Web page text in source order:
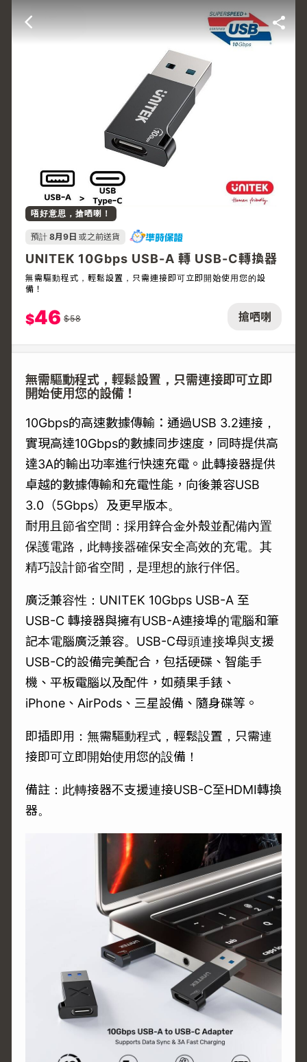
搶哂喇
唔好意思，搶哂喇！
預計 8月9日 或之前送貨
UNITEK 10Gbps USB-A 轉 USB-C轉換器
無需驅動程式，輕鬆設置，只需連接即可立即開始使用您的設
備！
$46 $58
無需驅動程式，輕鬆設置，只需連接即可立即
開始使用您的設備！
10Gbps的高速數據傳輸：通過USB 3.2連接，
實現高達10Gbps的數據同步速度，同時提供高
達3A的輸出功率進行快速充電。此轉接器提供
卓越的數據傳輸和充電性能，向後兼容USB
3.0（5Gbps）及更早版本。
耐用且節省空間：採用鋅合金外殼並配備內置
保護電路，此轉接器確保安全高效的充電。其
精巧設計節省空間，是理想的旅行伴侶。
廣泛兼容性：UNITEK 10Gbps USB-A 至
USB-C 轉接器與擁有USB-A連接埠的電腦和筆
記本電腦廣泛兼容。USB-C母頭連接埠與支援
USB-C的設備完美配合，包括硬碟、智能手
機、平板電腦以及配件，如蘋果手錶、
iPhone、AirPods、三星設備、隨身碟等。
即插即用：無需驅動程式，輕鬆設置，只需連
接即可立即開始使用您的設備！
備註：此轉接器不支援連接USB-C至HDMI轉換
器。